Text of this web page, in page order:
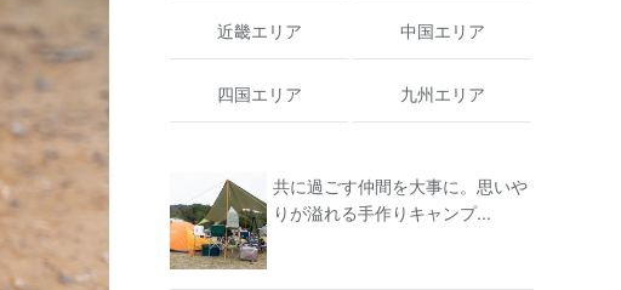
近畿エリア 中国エリア
四国エリア 九州エリア
共に過ごす仲間を大事に。思いや
りが溢れる手作りキャンプ...